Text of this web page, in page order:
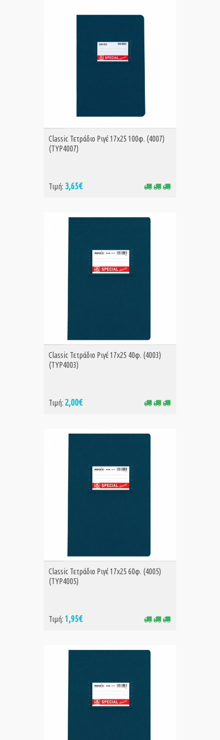
ΑΓΟΡΑ
Classic Τετράδιο Ριγέ 17x25 100φ. (4007)
(TYP4007)
Τιμή: 3,65€
ΑΓΟΡΑ
Classic Τετράδιο Ριγέ 17x25 40φ. (4003)
(TYP4003)
Τιμή: 2,00€
ΑΓΟΡΑ
Classic Τετράδιο Ριγέ 17x25 60φ. (4005)
(TYP4005)
Τιμή: 1,95€